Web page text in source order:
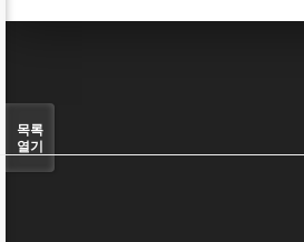
목록
열기